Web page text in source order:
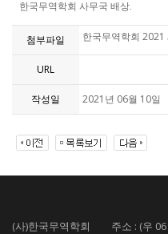
한국무역학회 사무국 배상.
첨부파일 한국무역학회
URL
작성일 2021년 06월 10일
(사)한국무역학회 주소 : (우